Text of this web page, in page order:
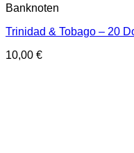
Banknoten
Trinidad & Tobago – 20
10,00 €